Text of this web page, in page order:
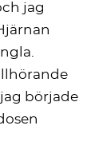
jag
började